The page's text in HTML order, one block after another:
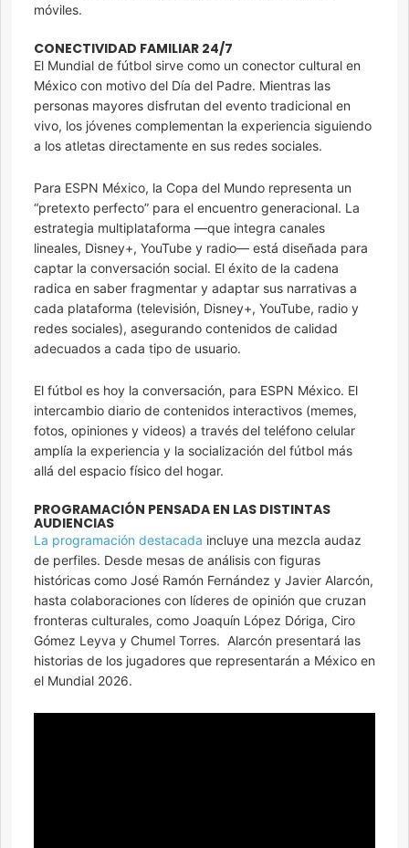
móviles.
CONECTIVIDAD FAMILIAR 24/7
El Mundial de fútbol sirve como un conector cultural en
México con motivo del Día del Padre. Mientras las
personas mayores disfrutan del evento tradicional en
vivo, los jóvenes complementan la experiencia siguiendo
a los atletas directamente en sus redes sociales.
Para ESPN México, la Copa del Mundo representa un
“pretexto perfecto” para el encuentro generacional. La
estrategia multiplataforma —que integra canales
lineales, Disney+, YouTube y radio— está diseñada para
captar la conversación social. El éxito de la cadena
radica en saber fragmentar y adaptar sus narrativas a
cada plataforma (televisión, Disney+, YouTube, radio y
redes sociales), asegurando contenidos de calidad
adecuados a cada tipo de usuario.
El fútbol es hoy la conversación, para ESPN México. El
intercambio diario de contenidos interactivos (memes,
fotos, opiniones y videos) a través del teléfono celular
amplía la experiencia y la socialización del fútbol más
allá del espacio físico del hogar.
PROGRAMACIÓN PENSADA EN LAS DISTINTAS
AUDIENCIAS
La programación destacada incluye una mezcla audaz
de perfiles. Desde mesas de análisis con figuras
históricas como José Ramón Fernández y Javier Alarcón,
hasta colaboraciones con líderes de opinión que cruzan
fronteras culturales, como Joaquín López Dóriga, Ciro
Gómez Leyva y Chumel Torres. Alarcón presentará las
historias de los jugadores que representarán a México en
el Mundial 2026.